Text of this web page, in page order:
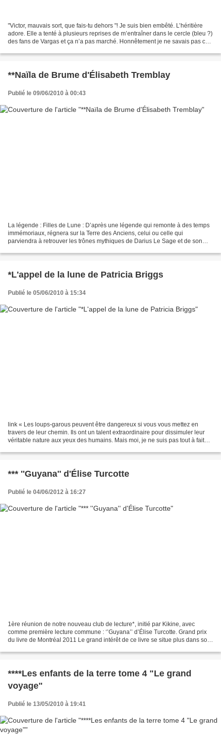
"Victor, mauvais sort, que fais-tu dehors "! Je suis bien embêté. L’héritière
adore. Elle a tenté à plusieurs reprises de m’entraîner dans le cercle (bleu ?)
des fans de Vargas et ça n’a pas marché. Honnêtement je ne savais pas ce
**Naïla de Brume d'Élisabeth Tremblay
Publié le 09/06/2010 à 00:43
La légende : Filles de Lune : D’après une légende qui remonte à des temps
immémoriaux, régnera sur la Terre des Anciens, celui ou celle qui
parviendra à retrouver les trônes mythiques de Darius Le Sage et de son
*L'appel de la lune de Patricia Briggs
Publié le 05/06/2010 à 15:34
link « Les loups-garous peuvent être dangereux si vous vous mettez en
travers de leur chemin. Ils ont un talent extraordinaire pour dissimuler leur
véritable nature aux yeux des humains. Mais moi, je ne suis pas tout à fait
*** ''Guyana'' d'Élise Turcotte
Publié le 04/06/2012 à 16:27
1ère réunion de notre nouveau club de lecture*, initié par Kikine, avec
comme première lecture commune : ‘’Guyana’’ d’Élise Turcotte. Grand prix
du livre de Montréal 2011 Le grand intérêt de ce livre se situe plus dans son
****Les enfants de la terre tome 4 "Le grand
voyage"
Publié le 13/05/2010 à 19:41